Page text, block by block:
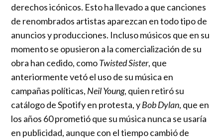
derechos icónicos. Esto ha llevado a que canciones
de renombrados artistas aparezcan en todo tipo de
anuncios y producciones. Incluso músicos que en su
momento se opusieron a la comercialización de su
obra han cedido, comoTwisted Sister, que
anteriormente vetó el uso de su música en
campañas políticas, Neil Young, quien retiró su
catálogo de Spotify en protesta, yBob Dylan, que en
los años 60 prometió que su música nunca se usaría
en publicidad, aunque con el tiempo cambió de